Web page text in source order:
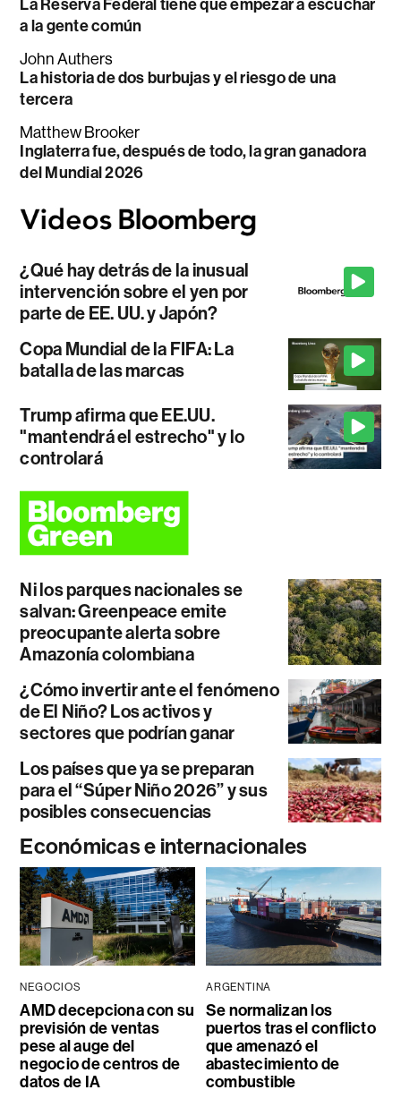
La Reserva Federal tiene que empezar a escuchar
a la gente común
John Authers
La historia de dos burbujas y el riesgo de una
tercera
Matthew Brooker
Inglaterra fue, después de todo, la gran ganadora
del Mundial 2026
¿Qué hay detrás de la inusual
intervención sobre el yen por
parte de EE. UU. y Japón?
Copa Mundial de la FIFA: La
batalla de las marcas
Trump afirma que EE.UU.
"mantendrá el estrecho" y lo
controlará
Ni los parques nacionales se
salvan: Greenpeace emite
preocupante alerta sobre
Amazonía colombiana
¿Cómo invertir ante el fenómeno
de El Niño? Los activos y
sectores que podrían ganar
Los países que ya se preparan
para el “Súper Niño 2026” y sus
posibles consecuencias
Económicas e internacionales
NEGOCIOS
AMD decepciona con su
previsión de ventas
pese al auge del
negocio de centros de
datos de IA
ARGENTINA
Se normalizan los
puertos tras el conflicto
que amenazó el
abastecimiento de
combustible